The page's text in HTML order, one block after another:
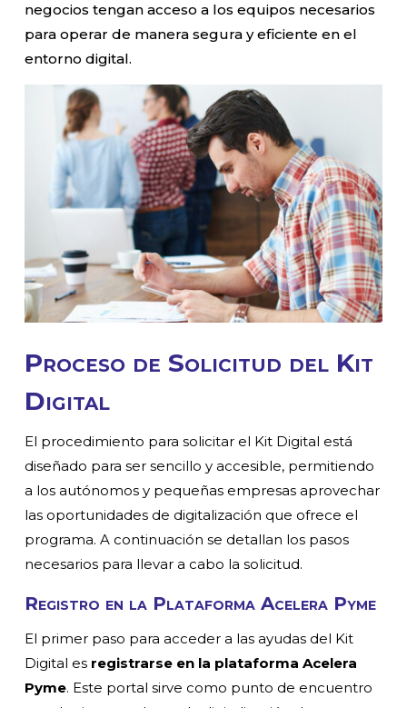
negocios tengan acceso a los equipos necesarios
para operar de manera segura y eficiente en el
entorno digital.
Proceso de Solicitud del Kit
Digital
El procedimiento para solicitar el Kit Digital está
diseñado para ser sencillo y accesible, permitiendo
a los autónomos y pequeñas empresas aprovechar
las oportunidades de digitalización que ofrece el
programa. A continuación se detallan los pasos
necesarios para llevar a cabo la solicitud.
Registro en la Plataforma Acelera Pyme
El primer paso para acceder a las ayudas del Kit
Digital es registrarse en la plataforma Acelera
Pyme. Este portal sirve como punto de encuentro